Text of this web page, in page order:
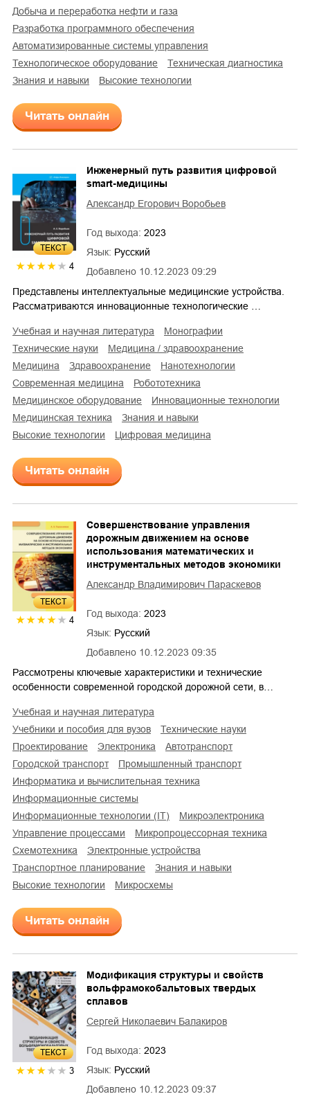
добыча и переработка нефти и газа
разработка программного обеспечения
автоматизированные системы управления
технологическое оборудование
техническая диагностика
знания и навыки
высокие технологии
Читать онлайн
ТЕКСТ
4 Добавлено 10.12.2023 09:29
Инженерный путь развития цифровой
smart-медицины
Александр Егорович Воробьев
Год выхода: 2023
Язык: Русский
Представлены интеллектуальные медицинские устройства.
Рассматриваются инновационные технологические …
учебная и научная литература
монографии
технические науки
медицина / здравоохранение
медицина
здравоохранение
нанотехнологии
современная медицина
робототехника
медицинское оборудование
инновационные технологии
медицинская техника
знания и навыки
высокие технологии
цифровая медицина
Читать онлайн
ТЕКСТ
4
Добавлено 10.12.2023 09:35
Совершенствование управления
дорожным движением на основе
использования математических и
инструментальных методов экономики
Александр Владимирович Параскевов
Год выхода: 2023
Язык: Русский
Рассмотрены ключевые характеристики и технические
особенности современной городской дорожной сети, в…
учебная и научная литература
учебники и пособия для вузов
технические науки
проектирование
электроника
автотранспорт
городской транспорт
промышленный транспорт
информатика и вычислительная техника
информационные системы
информационные технологии (IT)
микроэлектроника
управление процессами
микропроцессорная техника
схемотехника
электронные устройства
транспортное планирование
знания и навыки
высокие технологии
микросхемы
Читать онлайн
ТЕКСТ
3
Добавлено 10.12.2023 09:37
Модификация структуры и свойств
вольфрамокобальтовых твердых
сплавов
Сергей Николаевич Балакиров
Год выхода: 2023
Язык: Русский